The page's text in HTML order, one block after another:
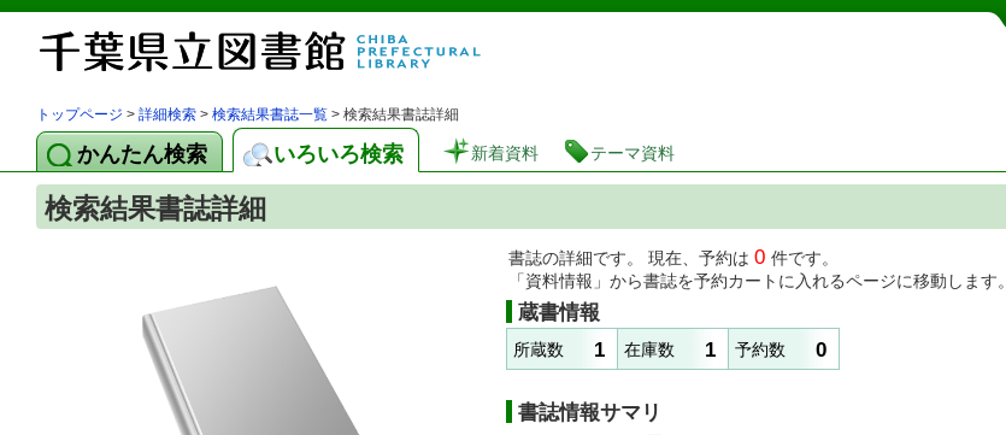
図書館 蔵書検索・予約システム
トップページ > 詳細検索 > 検索結果書誌一覧 > 検索結果書誌詳細
かんたん検索 いろいろ検索 新着資料 テーマ資料
検索結果書誌詳細
書誌の詳細です。 現在、予約は 0 件です。
「資料情報」から書誌を予約カートに入れるページに移動します。
蔵書情報
所蔵数 1 在庫数 1 予約数 0
書誌情報サマリ